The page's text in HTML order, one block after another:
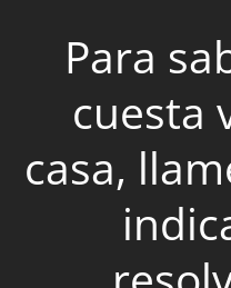
Para
cuesta
casa,